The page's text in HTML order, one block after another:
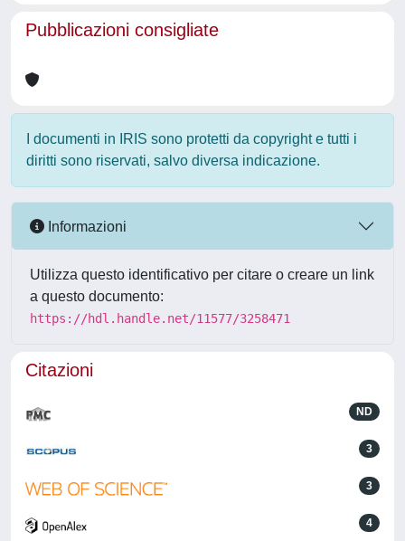
Pubblicazioni consigliate
I documenti in IRIS sono protetti da copyright e tutti i
diritti sono riservati, salvo diversa indicazione.
Informazioni
Utilizza questo identificativo per citare o creare un link
a questo documento:
https://hdl.handle.net/11577/3258471
Citazioni
ND
3
3
4